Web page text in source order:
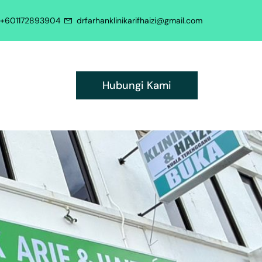
+601172893904 drfarhanklinikarifhaizi@gmail.com
Hubungi Kami